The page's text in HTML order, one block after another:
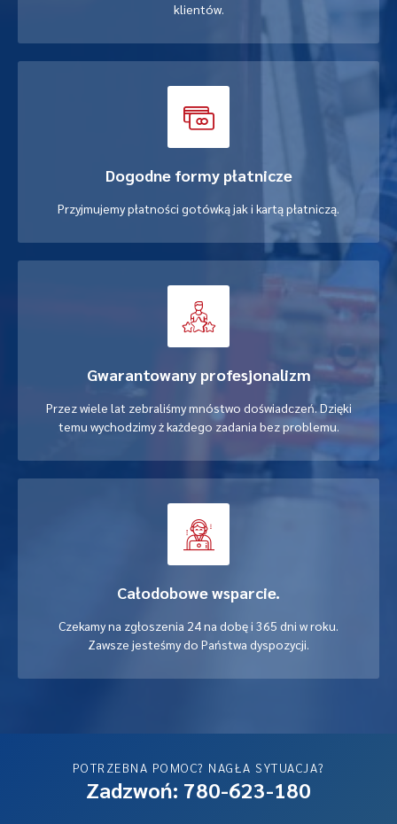
klientów.
Dogodne formy płatnicze
Przyjmujemy płatności gotówką jak i kartą płatniczą.
Gwarantowany profesjonalizm
Przez wiele lat zebraliśmy mnóstwo doświadczeń. Dzięki
temu wychodzimy ż każdego zadania bez problemu.
Całodobowe wsparcie.
Czekamy na zgłoszenia 24 na dobę i 365 dni w roku.
Zawsze jesteśmy do Państwa dyspozycji.
POTRZEBNA POMOC? NAGŁA SYTUACJA?
Zadzwoń: 780-623-180